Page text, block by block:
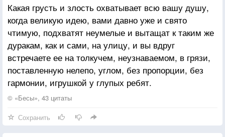
Какая грусть и злость охватывает всю вашу душу,
когда великую идею, вами давно уже и свято
чтимую, подхватят неумелые и вытащат к таким же
дуракам, как и сами, на улицу, и вы вдруг
встречаете ее на толкучем, неузнаваемом, в грязи,
поставленную нелепо, углом, без пропорции, без
гармонии, игрушкой у глупых ребят.
© «Бесы», 43 цитаты
Сохранить